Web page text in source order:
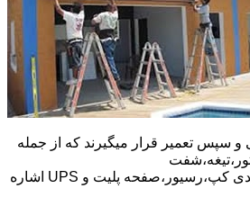
و سپس تعمیر قرار میگیرند که از جمله
کرکره،ریل،مویی،کپس،اندی کپ،رسیور،صفحه پلیت و UPS اشاره